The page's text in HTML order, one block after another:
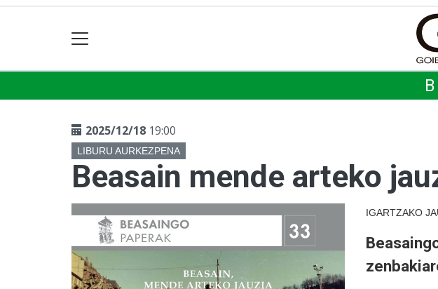
2025/12/18 19:00
LIBURU AURKEZPENA
Beasain mende arteko
IGARTZAKO